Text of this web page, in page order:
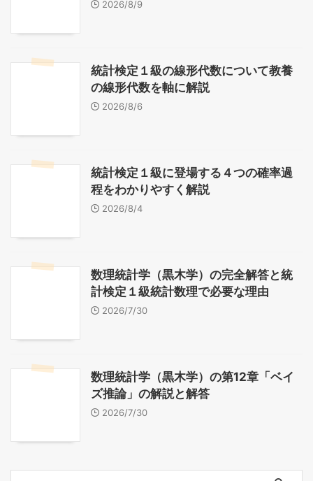
2026/8/9
統計検定１級の線形代数について教養
の線形代数を軸に解説
2026/8/6
統計検定１級に登場する４つの確率過
程をわかりやすく解説
2026/8/4
数理統計学（黒木学）の完全解答と統
計検定１級統計数理で必要な理由
2026/7/30
数理統計学（黒木学）の第12章「ベイ
ズ推論」の解説と解答
2026/7/30